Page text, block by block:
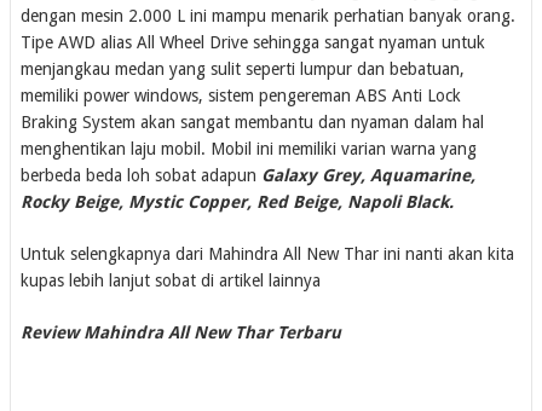
dengan mesin 2.000 L ini mampu menarik perhatian banyak orang.
Tipe AWD alias All Wheel Drive sehingga sangat nyaman untuk
menjangkau medan yang sulit seperti lumpur dan bebatuan,
memiliki power windows, sistem pengereman ABS Anti Lock
Braking System akan sangat membantu dan nyaman dalam hal
menghentikan laju mobil. Mobil ini memiliki varian warna yang
berbeda beda loh sobat adapun Galaxy Grey, Aquamarine,
Rocky Beige, Mystic Copper, Red Beige, Napoli Black.
Untuk selengkapnya dari Mahindra All New Thar ini nanti akan kita
kupas lebih lanjut sobat di artikel lainnya
Review Mahindra All New Thar Terbaru